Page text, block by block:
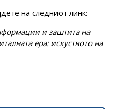
на следниот линк:
и заштита на
ера: искуството на